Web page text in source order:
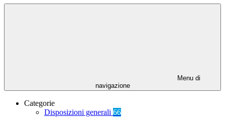
Menu di
navigazione
Categorie
Disposizioni generali 66